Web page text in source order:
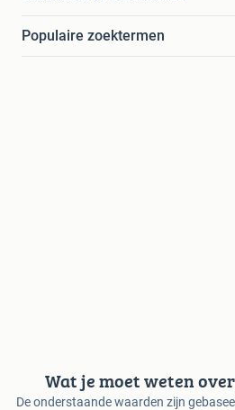
Populaire zoektermen
Wat je moet weten
De onderstaande waarden zijn